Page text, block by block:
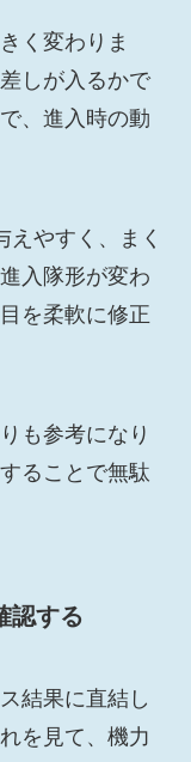
く変わりま
しが入るかで
、進入時の動
やすく、まく
入隊形が変わ
を柔軟に修正
も参考になり
ることで無駄
認する
結果に直結し
を見て、機力